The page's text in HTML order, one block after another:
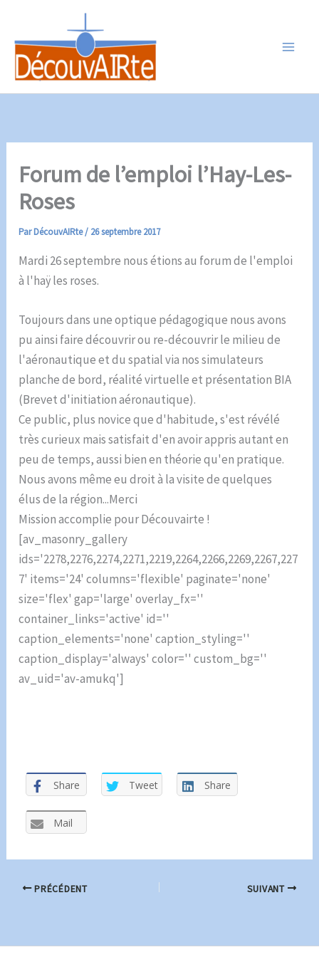
contenu
Forum de l’emploi l’Hay-Les-
Roses
ParDécouvAIRte/ 26 septembre 2017
Mardi 26 septembre nous étions au forum de l'emploi
à l'haÿ les roses.
Toujours dans une optique pédagogique nous avons
pu ainsi faire découvrir ou re-découvrir le milieu de
l'aéronautique et du spatial via nos simulateurs
planche de bord, réalité virtuelle et présentation BIA
(Brevet d'initiation aéronautique).
Ce public, plus novice que d'habitude, s'est révélé
très curieux mais satisfait d'en avoir appris autant en
peu de temps, aussi bien en théorie qu'en pratique.
Nous avons même eu droit à la visite de quelques
élus de la région...Merci
Mission accomplie pour Découvairte !
[av_masonry_gallery
ids='2278,2276,2274,2271,2219,2264,2266,2269,2267,227
7' items='24' columns='flexible' paginate='none'
size='flex' gap='large' overlay_fx=''
container_links='active' id=''
caption_elements='none' caption_styling=''
caption_display='always' color='' custom_bg=''
av_uid='av-amukq']
Share Tweet Share
Mail
PRÉCÉDENT SUIVANT